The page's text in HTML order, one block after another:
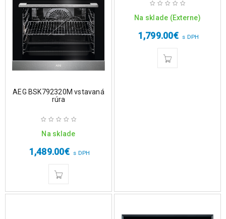
AEG BSK792320M vstavaná
rúra
Na sklade
1,489.00€ s DPH
Na sklade (Externe)
1,799.00€ s DPH